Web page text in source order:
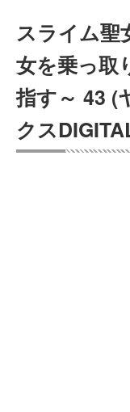
購入管理
Myシェルフ
プレミアム
スライム聖
女を乗っ取
指す～ 43 (
クス